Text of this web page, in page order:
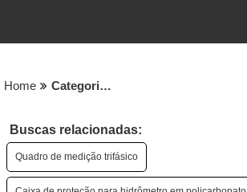
Home Categoria - MATERIAIS ELÉTRICOS
Buscas relacionadas:
Quadro de medição trifásico